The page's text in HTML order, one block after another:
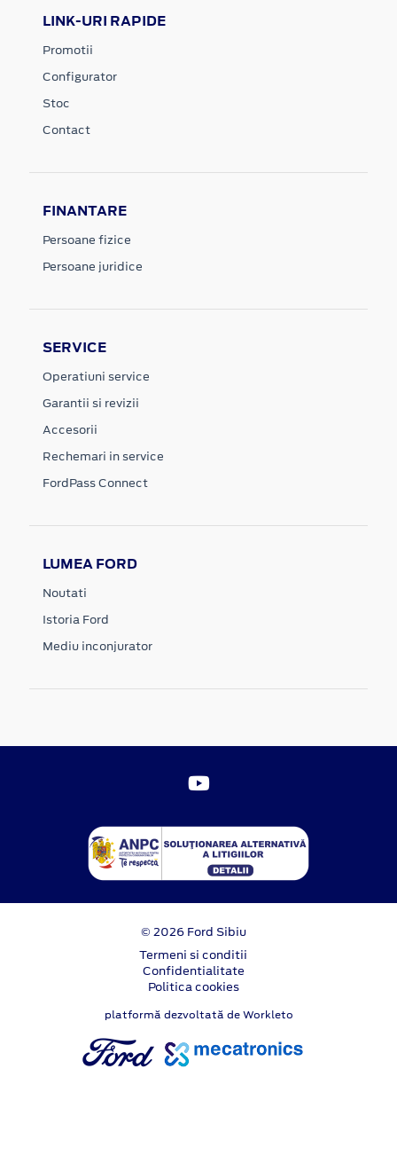
LINK-URI RAPIDE
Promotii
Configurator
Stoc
Contact
FINANTARE
Persoane fizice
Persoane juridice
SERVICE
Operatiuni service
Garantii si revizii
Accesorii
Rechemari in service
FordPass Connect
LUMEA FORD
Noutati
Istoria Ford
Mediu inconjurator
© 2026 Ford Sibiu
Termeni si conditii
Confidentialitate
Politica cookies
platformă dezvoltată de Workleto